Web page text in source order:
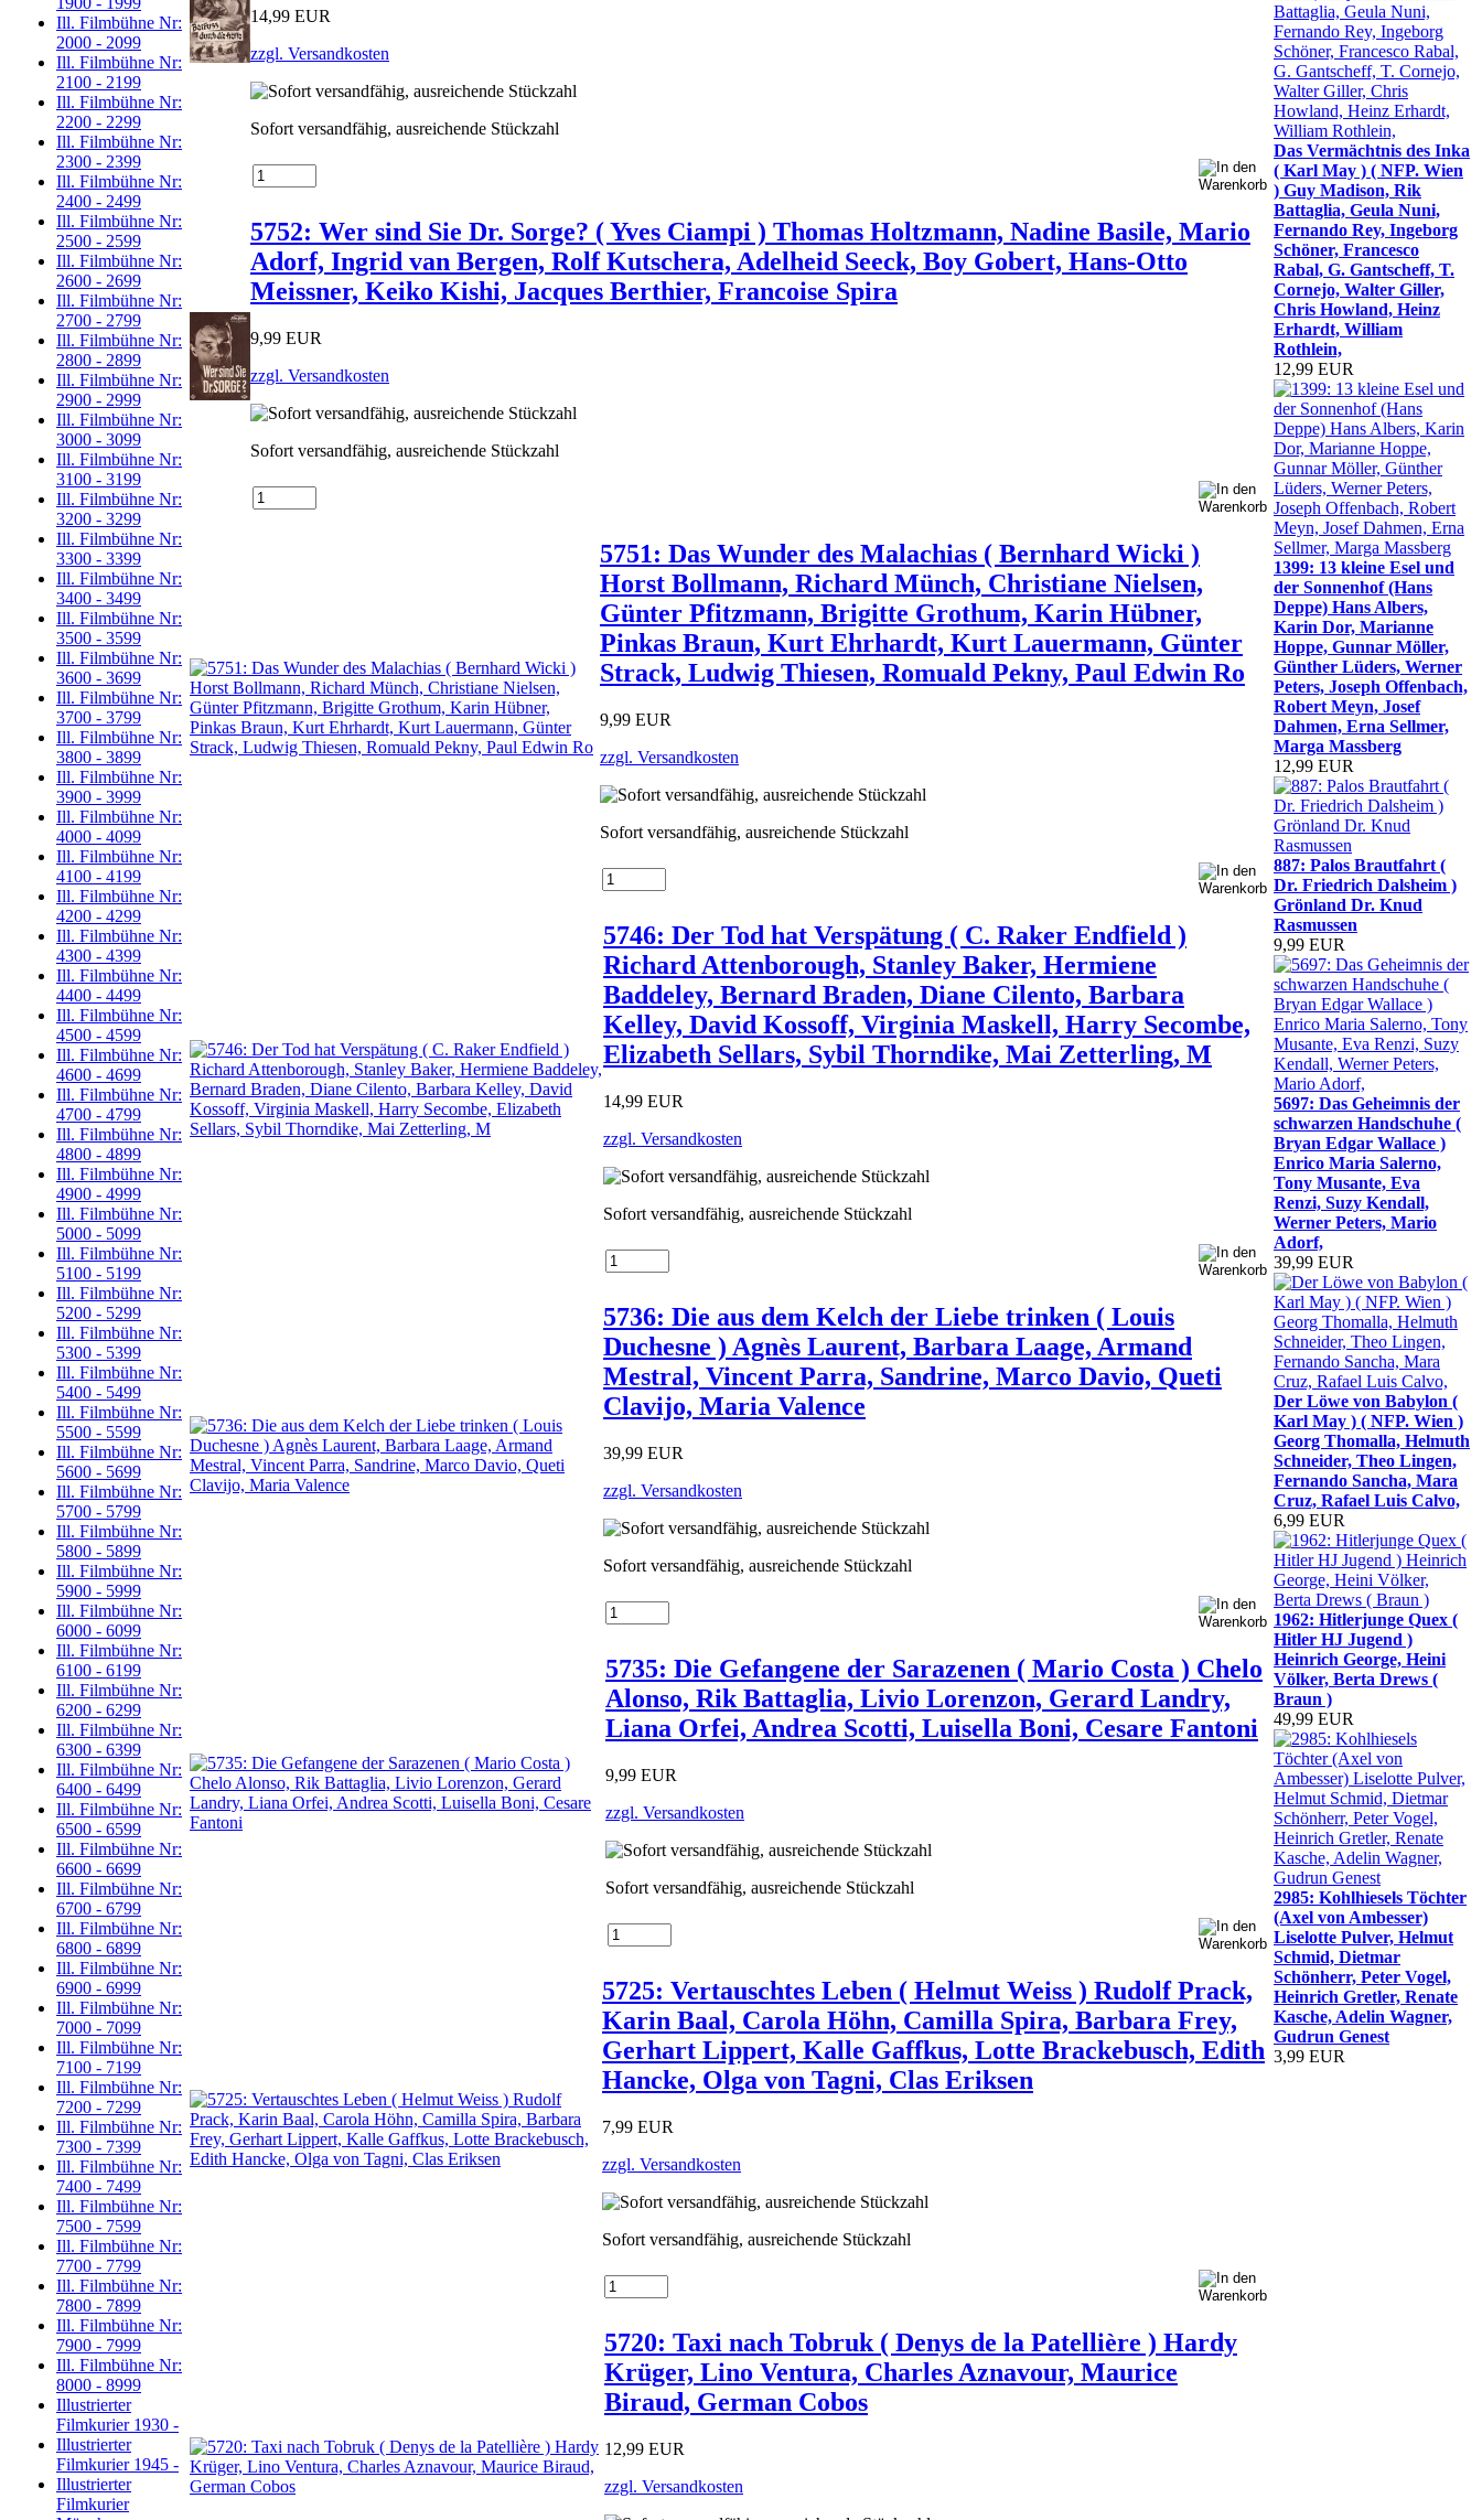
Ill. Filmbühne Nr:
2000 - 2099
Ill. Filmbühne Nr:
2100 - 2199
Ill. Filmbühne Nr:
2200 - 2299
Ill. Filmbühne Nr:
2300 - 2399
Ill. Filmbühne Nr:
2400 - 2499
Ill. Filmbühne Nr:
2500 - 2599
Ill. Filmbühne Nr:
2600 - 2699
Ill. Filmbühne Nr:
2700 - 2799
Ill. Filmbühne Nr:
2800 - 2899
Ill. Filmbühne Nr:
2900 - 2999
Ill. Filmbühne Nr:
3000 - 3099
Ill. Filmbühne Nr:
3100 - 3199
Ill. Filmbühne Nr:
3200 - 3299
Ill. Filmbühne Nr:
3300 - 3399
Ill. Filmbühne Nr:
3400 - 3499
Ill. Filmbühne Nr:
3500 - 3599
Ill. Filmbühne Nr:
3600 - 3699
Ill. Filmbühne Nr:
3700 - 3799
Ill. Filmbühne Nr:
3800 - 3899
Ill. Filmbühne Nr:
3900 - 3999
Ill. Filmbühne Nr:
4000 - 4099
Ill. Filmbühne Nr:
4100 - 4199
Ill. Filmbühne Nr:
4200 - 4299
Ill. Filmbühne Nr:
4300 - 4399
Ill. Filmbühne Nr:
4400 - 4499
Ill. Filmbühne Nr:
4500 - 4599
Ill. Filmbühne Nr:
4600 - 4699
Ill. Filmbühne Nr:
4700 - 4799
Ill. Filmbühne Nr:
4800 - 4899
Ill. Filmbühne Nr:
4900 - 4999
Ill. Filmbühne Nr:
5000 - 5099
Ill. Filmbühne Nr:
5100 - 5199
Ill. Filmbühne Nr:
5200 - 5299
Ill. Filmbühne Nr:
5300 - 5399
Ill. Filmbühne Nr:
5400 - 5499
Ill. Filmbühne Nr:
5500 - 5599
Ill. Filmbühne Nr:
5600 - 5699
Ill. Filmbühne Nr:
5700 - 5799
Ill. Filmbühne Nr:
5800 - 5899
Ill. Filmbühne Nr:
5900 - 5999
Ill. Filmbühne Nr:
6000 - 6099
Ill. Filmbühne Nr:
6100 - 6199
Ill. Filmbühne Nr:
6200 - 6299
Ill. Filmbühne Nr:
6300 - 6399
Ill. Filmbühne Nr:
6400 - 6499
Ill. Filmbühne Nr:
6500 - 6599
Ill. Filmbühne Nr:
6600 - 6699
Ill. Filmbühne Nr:
6700 - 6799
Ill. Filmbühne Nr:
6800 - 6899
Ill. Filmbühne Nr:
6900 - 6999
Ill. Filmbühne Nr:
7000 - 7099
Ill. Filmbühne Nr:
7100 - 7199
Ill. Filmbühne Nr:
7200 - 7299
Ill. Filmbühne Nr:
7300 - 7399
Ill. Filmbühne Nr:
7400 - 7499
Ill. Filmbühne Nr:
7500 - 7599
Ill. Filmbühne Nr:
7700 - 7799
Ill. Filmbühne Nr:
7800 - 7899
Ill. Filmbühne Nr:
7900 - 7999
Ill. Filmbühne Nr:
8000 - 8999
Illustrierter
Filmkurier 1930 -
Illustrierter
Filmkurier 1945 -
Illustrierter
Filmkurier
14,99 EUR
zzgl. Versandkosten
Sofort versandfähig, ausreichende Stückzahl
5752: Wer sind Sie Dr. Sorge? ( Yves Ciampi ) Thomas Holtzmann, Nadine Basile, Mario
Adorf, Ingrid van Bergen, Rolf Kutschera, Adelheid Seeck, Boy Gobert, Hans-Otto
Meissner, Keiko Kishi, Jacques Berthier, Francoise Spira
9,99 EUR
zzgl. Versandkosten
Sofort versandfähig, ausreichende Stückzahl
5751: Das Wunder des Malachias ( Bernhard Wicki )
Horst Bollmann, Richard Münch, Christiane Nielsen,
Günter Pfitzmann, Brigitte Grothum, Karin Hübner,
Pinkas Braun, Kurt Ehrhardt, Kurt Lauermann, Günter
Strack, Ludwig Thiesen, Romuald Pekny, Paul Edwin Ro
9,99 EUR
zzgl. Versandkosten
Sofort versandfähig, ausreichende Stückzahl
5746: Der Tod hat Verspätung ( C. Raker Endfield )
Richard Attenborough, Stanley Baker, Hermiene
Baddeley, Bernard Braden, Diane Cilento, Barbara
Kelley, David Kossoff, Virginia Maskell, Harry Secombe,
Elizabeth Sellars, Sybil Thorndike, Mai Zetterling, M
14,99 EUR
zzgl. Versandkosten
Sofort versandfähig, ausreichende Stückzahl
5736: Die aus dem Kelch der Liebe trinken ( Louis
Duchesne ) Agnès Laurent, Barbara Laage, Armand
Mestral, Vincent Parra, Sandrine, Marco Davio, Queti
Clavijo, Maria Valence
39,99 EUR
zzgl. Versandkosten
Sofort versandfähig, ausreichende Stückzahl
5735: Die Gefangene der Sarazenen ( Mario Costa ) Chelo
Alonso, Rik Battaglia, Livio Lorenzon, Gerard Landry,
Liana Orfei, Andrea Scotti, Luisella Boni, Cesare Fantoni
9,99 EUR
zzgl. Versandkosten
Sofort versandfähig, ausreichende Stückzahl
5725: Vertauschtes Leben ( Helmut Weiss ) Rudolf Prack,
Karin Baal, Carola Höhn, Camilla Spira, Barbara Frey,
Gerhart Lippert, Kalle Gaffkus, Lotte Brackebusch, Edith
Hancke, Olga von Tagni, Clas Eriksen
7,99 EUR
zzgl. Versandkosten
Sofort versandfähig, ausreichende Stückzahl
5720: Taxi nach Tobruk ( Denys de la Patellière ) Hardy
Krüger, Lino Ventura, Charles Aznavour, Maurice
Biraud, German Cobos
12,99 EUR
zzgl. Versandkosten
Das Vermächtnis des Inka
( Karl May ) ( NFP. Wien
) Guy Madison, Rik
Battaglia, Geula Nuni,
Fernando Rey, Ingeborg
Schöner, Francesco
Rabal, G. Gantscheff, T.
Cornejo, Walter Giller,
Chris Howland, Heinz
Erhardt, William
Rothlein,
12,99 EUR
1399: 13 kleine Esel und
der Sonnenhof (Hans
Deppe) Hans Albers,
Karin Dor, Marianne
Hoppe, Gunnar Möller,
Günther Lüders, Werner
Peters, Joseph Offenbach,
Robert Meyn, Josef
Dahmen, Erna Sellmer,
Marga Massberg
12,99 EUR
887: Palos Brautfahrt (
Dr. Friedrich Dalsheim )
Grönland Dr. Knud
Rasmussen
9,99 EUR
5697: Das Geheimnis der
schwarzen Handschuhe (
Bryan Edgar Wallace )
Enrico Maria Salerno,
Tony Musante, Eva
Renzi, Suzy Kendall,
Werner Peters, Mario
Adorf,
39,99 EUR
Der Löwe von Babylon (
Karl May ) ( NFP. Wien )
Georg Thomalla, Helmuth
Schneider, Theo Lingen,
Fernando Sancha, Mara
Cruz, Rafael Luis Calvo,
6,99 EUR
1962: Hitlerjunge Quex (
Hitler HJ Jugend )
Heinrich George, Heini
Völker, Berta Drews (
Braun )
49,99 EUR
2985: Kohlhiesels Töchter
(Axel von Ambesser)
Liselotte Pulver, Helmut
Schmid, Dietmar
Schönherr, Peter Vogel,
Heinrich Gretler, Renate
Kasche, Adelin Wagner,
Gudrun Genest
3,99 EUR